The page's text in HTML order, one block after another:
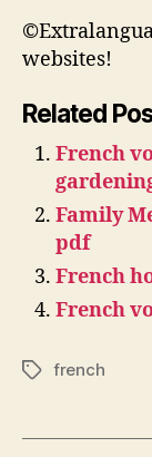
websites!
Related
French
Family
pdf
French
French
Tagsfrench